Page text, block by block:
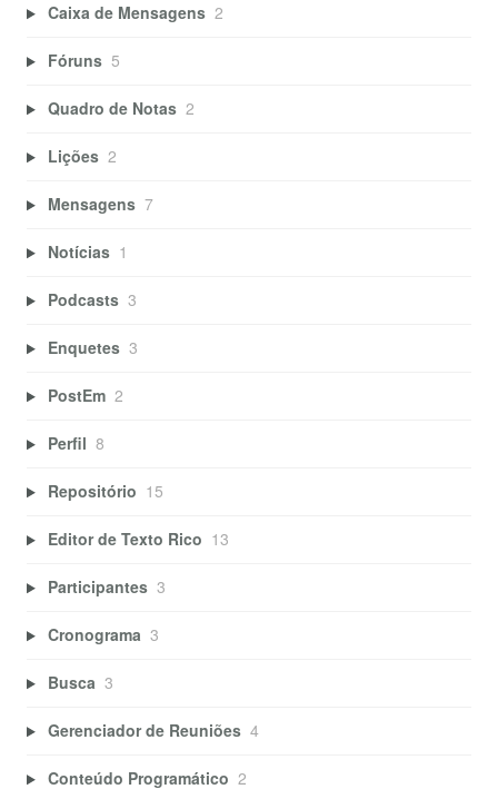
Caixa de Mensagens 2
Fóruns 5
Quadro de Notas 2
Lições 2
Mensagens 7
Notícias 1
Podcasts 3
Enquetes 3
PostEm 2
Perfil 8
Repositório 15
Editor de Texto Rico 13
Participantes 3
Cronograma 3
Busca 3
Gerenciador de Reuniões 4
Conteúdo Programático 2